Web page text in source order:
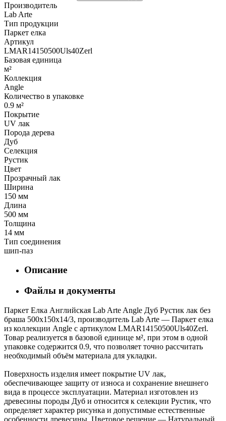
Производитель
Lab Arte
Тип продукции
Паркет елка
Артикул
LMAR14150500Uls40Zerl
Базовая единица
м²
Коллекция
Angle
Количество в упаковке
0.9 м²
Покрытие
UV лак
Порода дерева
Дуб
Селекция
Рустик
Цвет
Прозрачный лак
Ширина
150 мм
Длина
500 мм
Толщина
14 мм
Тип соединения
шип-паз
Описание
Файлы и документы
Паркет Елка Английская Lab Arte Angle Дуб Рустик лак без
браша 500х150х14/3, производитель Lab Arte — Паркет елка
из коллекции Angle с артикулом LMAR14150500Uls40Zerl.
Товар реализуется в базовой единице м², при этом в одной
упаковке содержится 0.9, что позволяет точно рассчитать
необходимый объём материала для укладки.
Поверхность изделия имеет покрытие UV лак,
обеспечивающее защиту от износа и сохранение внешнего
вида в процессе эксплуатации. Материал изготовлен из
древесины породы Дуб и относится к селекции Рустик, что
определяет характер рисунка и допустимые естественные
особенности древесины. Цветовое решение — Натуральный,